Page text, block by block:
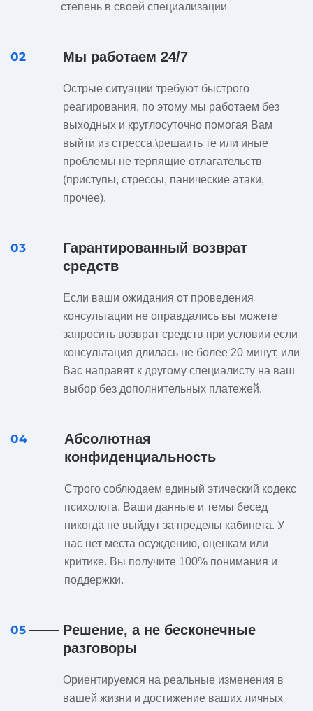
степень в своей специализации
02 Мы работаем 24/7
Острые ситуации требуют быстрого
реагирования, по этому мы работаем без
выходных и круглосуточно помогая Вам
выйти из стресса,\решаить те или иные
проблемы не терпящие отлагательств
(приступы, стрессы, панические атаки,
прочее).
03
Гарантированный возврат
средств
Если ваши ожидания от проведения
консультации не оправдались вы можете
запросить возврат средств при условии если
консультация длилась не более 20 минут, или
Вас направят к другому специалисту на ваш
выбор без дополнительных платежей.
04
Абсолютная
конфиденциальность
Строго соблюдаем единый этический кодекс
психолога. Ваши данные и темы бесед
никогда не выйдут за пределы кабинета. У
нас нет места осуждению, оценкам или
критике. Вы получите 100% понимания и
поддержки.
05
Решение, а не бесконечные
разговоры
Ориентируемся на реальные изменения в
вашей жизни и достижение ваших личных